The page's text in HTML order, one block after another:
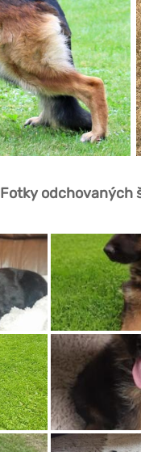
Fotky odchovaných